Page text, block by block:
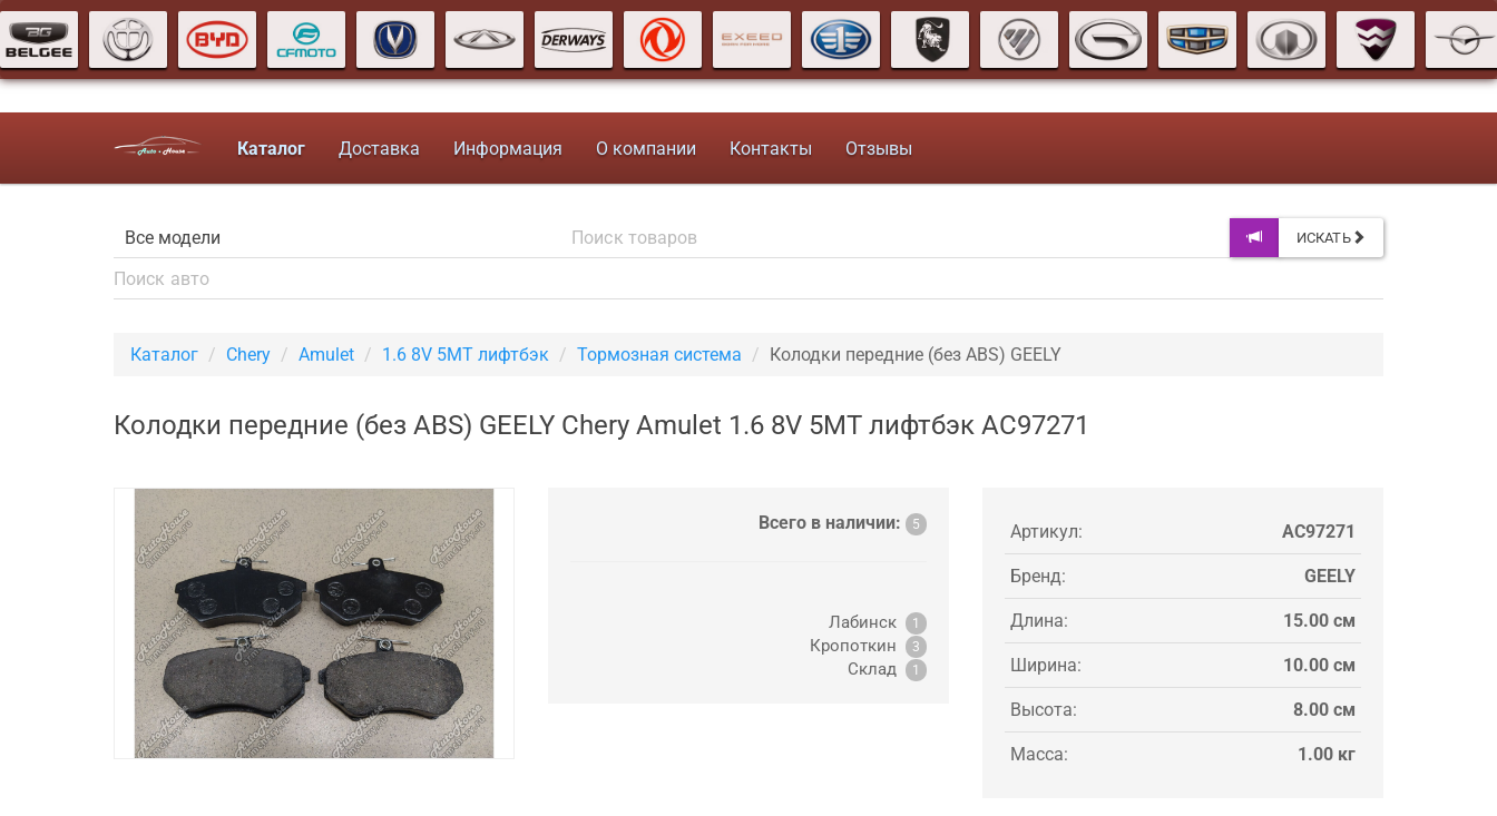
Каталог Доставка Информация О компании Контакты Отзывы
ИСКАТЬ
Каталог Chery Amulet 1.6 8V 5MT лифтбэк Тормозная система Колодки передние (без ABS) GEELY
Колодки передние (без ABS) GEELY Chery Amulet 1.6 8V 5MT лифтбэк AC97271
Всего в наличии: 5
Лабинск 1
Кропоткин 3
Склад 1
Артикул: AC97271
Бренд: GEELY
Длина: 15.00 см
Ширина: 10.00 см
Высота: 8.00 см
Масса: 1.00 кг